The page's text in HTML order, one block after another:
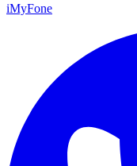
iMyFone